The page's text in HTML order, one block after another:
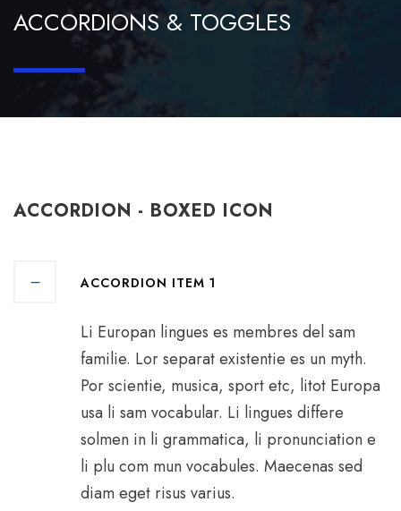
ACCORDIONS & TOGGLES
ACCORDION - BOXED ICON
ACCORDION ITEM 1
Li Europan lingues es membres del sam
familie. Lor separat existentie es un myth.
Por scientie, musica, sport etc, litot Europa
usa li sam vocabular. Li lingues differe
solmen in li grammatica, li pronunciation e
li plu com mun vocabules. Maecenas sed
diam eget risus varius.